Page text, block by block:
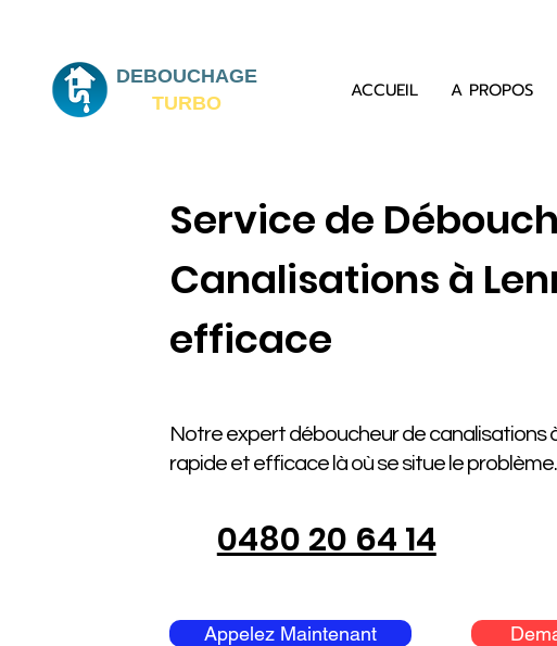
DEBOUCHAGE
TURBO
ACCUEIL A PROPOS
Service de
Canalisations à
efficace
Notre expert déboucheur de canalisations
rapide et efficace là où se situe le
0480 20 64 14
Appelez Maintenant